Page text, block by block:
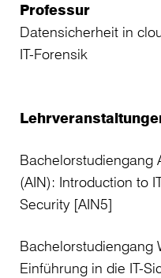
Professur
Datensicherheit in
IT-Forensik
Bachelorstudiengang
(AIN): Introduction to
Security [AIN5]
Bachelorstudiengang
Einführung in die IT-